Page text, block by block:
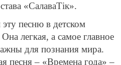
«СалаваТік».
песню в детском
легкая, а самое главное
для познания мира.
песня – «Времена года» –